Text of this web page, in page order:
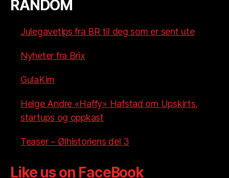
RANDOM
Julegavetips fra BR til deg som er sent ute
Nyheter fra Brix
GulaKim
Helge Andre «Haffy» Hafstad om Upskirts,
startups og oppkast
Teaser – Ølhistoriens del 3
Like us on FaceBook